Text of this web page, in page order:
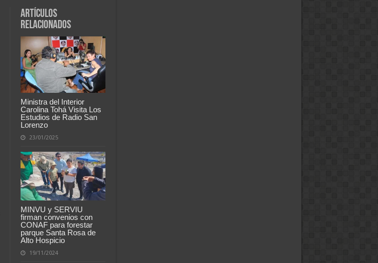
Artículos
relacionados
Ministra del Interior
Carolina Tohá Visita Los
Estudios de Radio San
Lorenzo
23/01/2025
MINVU y SERVIU
firman convenios con
CONAF para forestar
parque Santa Rosa de
Alto Hospicio
19/11/2024